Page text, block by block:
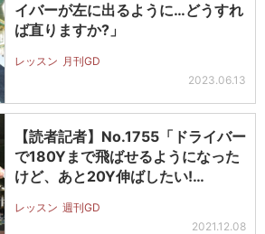
イバーが左に出るように…どうすれ
ば直りますか?」
レッスン 月刊GD
2023.06.13
【読者記者】No.1755「ドライバー
で180Yまで飛ばせるようになった
けど、あと20Y伸ばしたい!…
レッスン 週刊GD
2021.12.08